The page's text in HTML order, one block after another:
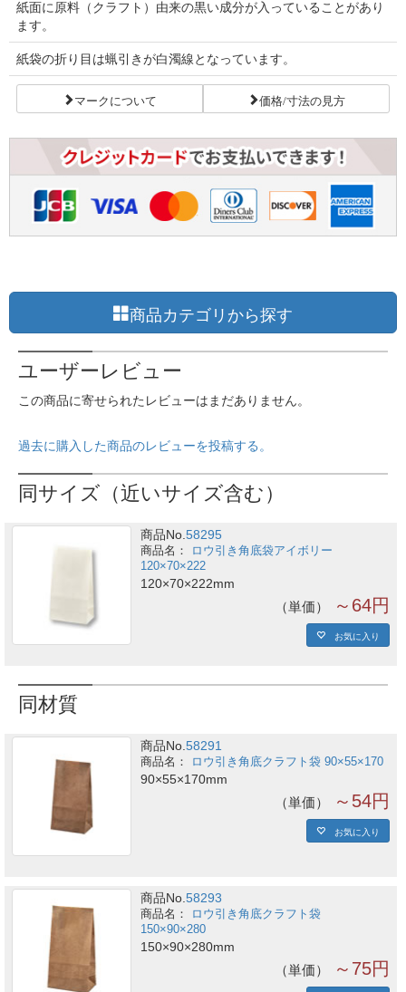
紙面に原料（クラフト）由来の黒い成分が入っていることがあり
ます。
紙袋の折り目は蝋引きが白濁線となっています。
マークについて 価格/寸法の見方
商品カテゴリから探す
ユーザーレビュー
この商品に寄せられたレビューはまだありません。
過去に購入した商品のレビューを投稿する。
同サイズ（近いサイズ含む）
商品No.58295
ロウ引き角底袋アイボリー
120×70×222
120×70×222mm
単価 ～64円
お気に入り
同材質
商品No.58291
ロウ引き角底クラフト袋 90×55×170
90×55×170mm
単価 ～54円
お気に入り
商品No.58293
ロウ引き角底クラフト袋
150×90×280
150×90×280mm
単価 ～75円